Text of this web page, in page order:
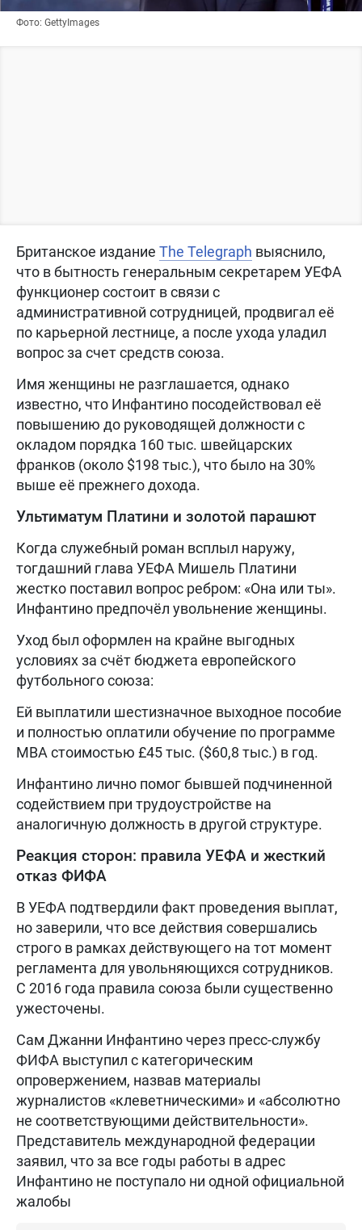
Фото: GettyImages
Британское издание The Telegraph выяснило,
что в бытность генеральным секретарем УЕФА
функционер состоит в связи с
административной сотрудницей, продвигал её
по карьерной лестнице, а после ухода уладил
вопрос за счет средств союза.
Имя женщины не разглашается, однако
известно, что Инфантино посодействовал её
повышению до руководящей должности с
окладом порядка 160 тыс. швейцарских
франков (около $198 тыс.), что было на 30%
выше её прежнего дохода.
Ультиматум Платини и золотой парашют
Когда служебный роман всплыл наружу,
тогдашний глава УЕФА Мишель Платини
жестко поставил вопрос ребром: «Она или ты».
Инфантино предпочёл увольнение женщины.
Уход был оформлен на крайне выгодных
условиях за счёт бюджета европейского
футбольного союза:
Ей выплатили шестизначное выходное пособие
и полностью оплатили обучение по программе
MBA стоимостью £45 тыс. ($60,8 тыс.) в год.
Инфантино лично помог бывшей подчиненной
содействием при трудоустройстве на
аналогичную должность в другой структуре.
Реакция сторон: правила УЕФА и жесткий
отказ ФИФА
В УЕФА подтвердили факт проведения выплат,
но заверили, что все действия совершались
строго в рамках действующего на тот момент
регламента для увольняющихся сотрудников.
С 2016 года правила союза были существенно
ужесточены.
Сам Джанни Инфантино через пресс-службу
ФИФА выступил с категорическим
опровержением, назвав материалы
журналистов «клеветническими» и «абсолютно
не соответствующими действительности».
Представитель международной федерации
заявил, что за все годы работы в адрес
Инфантино не поступало ни одной официальной
жалобы